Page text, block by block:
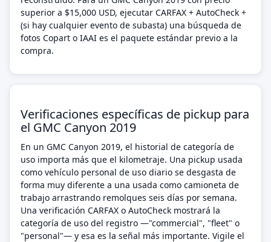
superior a $15,000 USD, ejecutar CARFAX + AutoCheck +
(si hay cualquier evento de subasta) una búsqueda de
fotos Copart o IAAI es el paquete estándar previo a la
compra.
Verificaciones específicas de pickup para
el GMC Canyon 2019
En un GMC Canyon 2019, el historial de categoría de
uso importa más que el kilometraje. Una pickup usada
como vehículo personal de uso diario se desgasta de
forma muy diferente a una usada como camioneta de
trabajo arrastrando remolques seis días por semana.
Una verificación CARFAX o AutoCheck mostrará la
categoría de uso del registro —"commercial", "fleet" o
"personal"— y esa es la señal más importante. Vigile el